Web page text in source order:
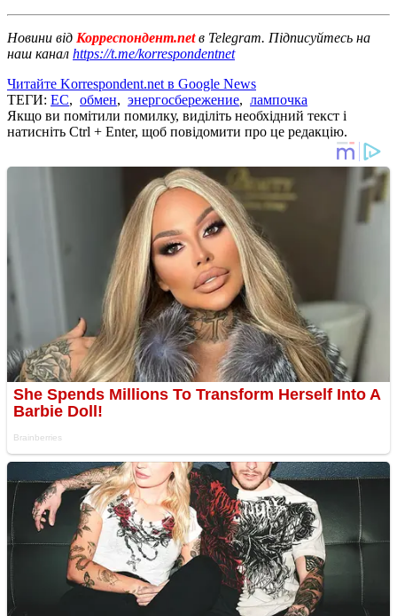
Новини від Корреспондент.netв Telegram. Підписуйтесь на
наш канал https://t.me/korrespondentnet
Читайте Korrespondent.net в Google News
ТЕГИ: ЕС, обмен, энергосбережение, лампочка
Якщо ви помітили помилку, виділіть необхідний текст і
натисніть Ctrl + Enter, щоб повідомити про це редакцію.